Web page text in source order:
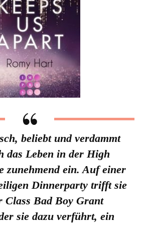
beliebt und verdammt
das Leben in der High
zunehmend ein. Auf einer
Dinnerparty trifft sie
Class Bad Boy Grant
sie dazu verführt, ein